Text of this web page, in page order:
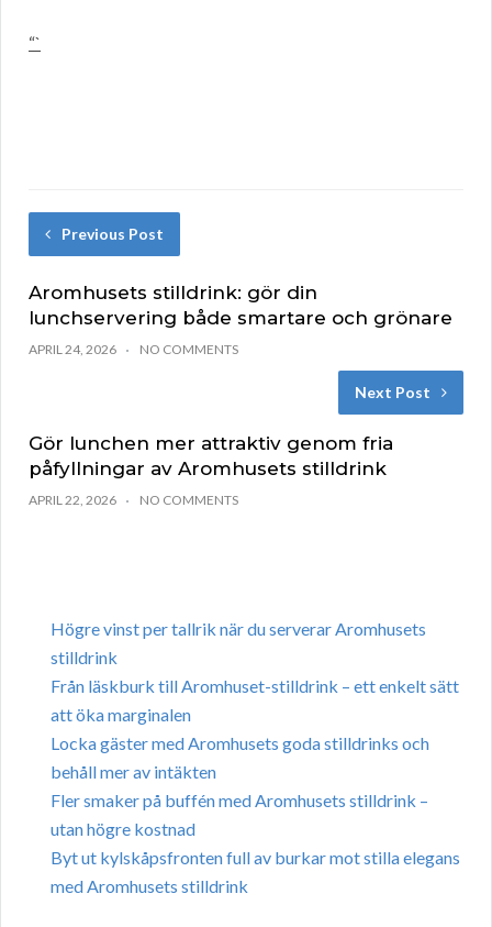
“`
Previous Post
Aromhusets stilldrink: gör din
lunchservering både smartare och grönare
APRIL 24, 2026 NO COMMENTS
Next Post
Gör lunchen mer attraktiv genom fria
påfyllningar av Aromhusets stilldrink
APRIL 22, 2026 NO COMMENTS
Högre vinst per tallrik när du serverar Aromhusets
stilldrink
Från läskburk till Aromhuset-stilldrink – ett enkelt sätt
att öka marginalen
Locka gäster med Aromhusets goda stilldrinks och
behåll mer av intäkten
Fler smaker på buffén med Aromhusets stilldrink –
utan högre kostnad
Byt ut kylskåpsfronten full av burkar mot stilla elegans
med Aromhusets stilldrink